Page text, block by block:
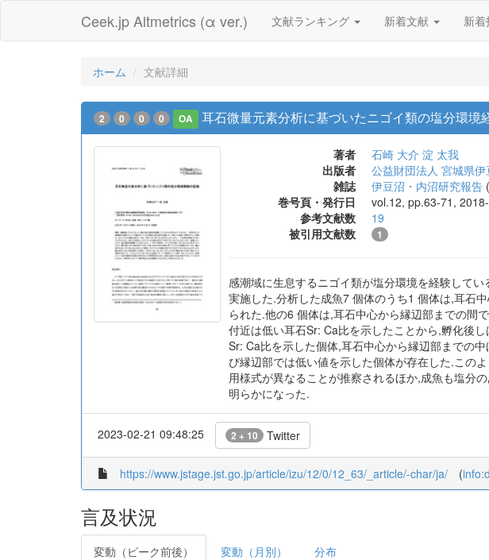
Ceek.jp Altmetrics (α ver.) 文献ランキング 新着文献 新
ホーム 文献詳細
2 0 0 0 OA 耳石微量元素分析に基づいたニゴイ類の塩分環境
著者 石崎 大介 淀 太我
出版者
公益財団法人 宮城県
雑誌
伊豆沼・内沼研究報告 (
巻号頁・発行日
vol.12, pp.63-71,
参考文献数
19
被引用文献数
1
感潮域に生息するニゴイ類が塩分環境を経験して
実施した.分析した成魚7 個体のうち1 個体は,耳石
られた.他の6 個体は,耳石中心から縁辺部までの間
付近は低い耳石Sr: Ca比を示したことから,孵化後
Sr: Ca比を示した個体,耳石中心から縁辺部までの
び縁辺部では低い値を示した個体が存在した.この
用様式が異なることが推察されるほか,成魚も塩分
明らかになった.
2023-02-21 09:48:25 2 + 10 Twitter
https://www.jstage.jst.go.jp/article/izu/12/0/12_63/_article/-char/ja/ (
言及状況
変動（ピーク前後） 変動（月別） 分布